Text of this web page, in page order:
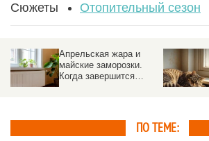
Сюжеты Отопительный сезон
Апрельская жара и
майские заморозки.
Когда завершится
ПО ТЕМЕ: